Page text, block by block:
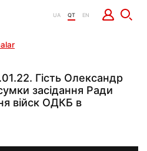
UA QT EN
Гість Олександр
засідання Ради
війск ОДКБ в